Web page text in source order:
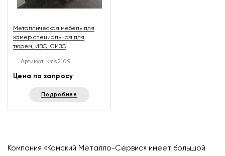
Металлическая мебель для
камер специальная для
тюрем, ИВС, СИЗО
Артикул: kms2109
Цена по запросу
Подробнее
Компания «Камский Металло-Сервис» имеет большой